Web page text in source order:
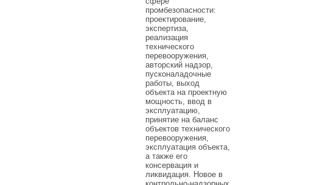
промбезопасности:
проектирование,
экспертиза,
реализация
технического
перевооружения,
авторский надзор,
пусконаладочные
работы, выход
объекта на проектную
мощность, ввод в
эксплуатацию,
принятие на баланс
объектов технического
перевооружения,
эксплуатация объекта,
а также его
консервация и
ликвидация. Новое в